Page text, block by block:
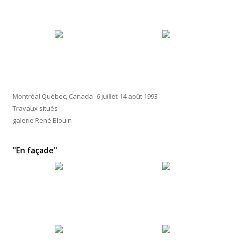
Montréal Québec, Canada -6 juillet-14 août 1993
Travaux situés
galerie René Blouin
"En façade"